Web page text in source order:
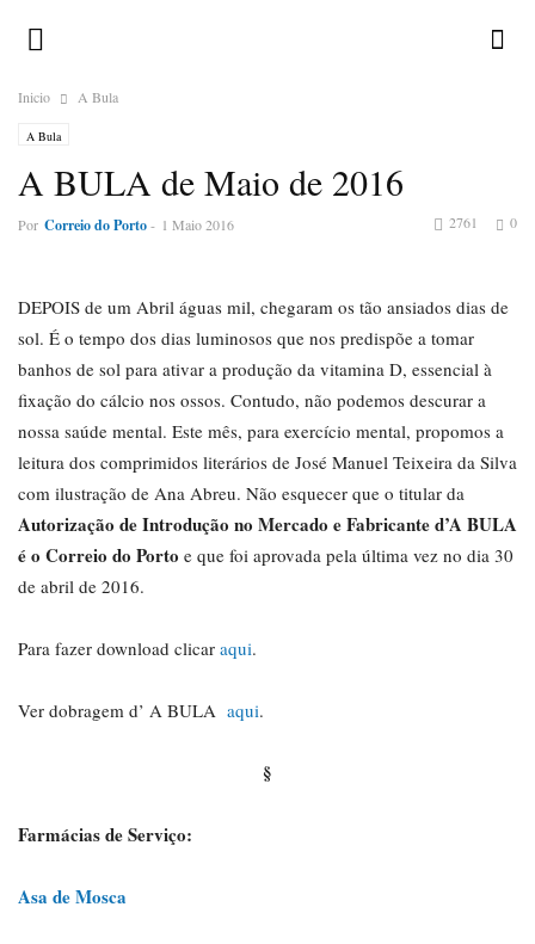
Inicio A Bula
A Bula
A BULA de Maio de 2016
Por Correio do Porto- 1 Maio 2016 0
2761
DEPOIS de um Abril águas mil, chegaram os tão ansiados dias de
sol. É o tempo dos dias luminosos que nos predispõe a tomar
banhos de sol para ativar a produção da vitamina D, essencial à
fixação do cálcio nos ossos. Contudo, não podemos descurar a
nossa saúde mental. Este mês, para exercício mental, propomos a
leitura dos comprimidos literários de José Manuel Teixeira da Silva
com ilustração de Ana Abreu. Não esquecer que o titular da
Autorização de Introdução no Mercado e Fabricante d’A BULA
é o Correio do Porto e que foi aprovada pela última vez no dia 30
de abril de 2016.
Para fazer download clicar aqui.
Ver dobragem d’ A BULA aqui.
§
Farmácias de Serviço:
Asa de Mosca